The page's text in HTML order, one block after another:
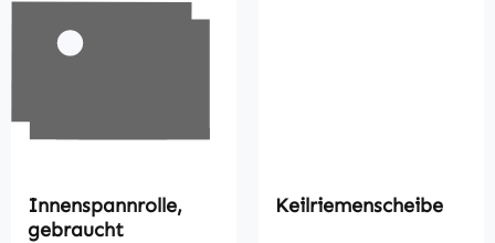
Innenspannrolle,
gebraucht
Keilriemenscheibe